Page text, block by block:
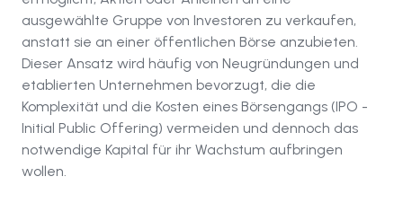
ausgewählte Gruppe von Investoren zu verkaufen,
anstatt sie an einer öffentlichen Börse anzubieten.
Dieser Ansatz wird häufig von Neugründungen und
etablierten Unternehmen bevorzugt, die die
Komplexität und die Kosten eines Börsengangs (IPO -
Initial Public Offering) vermeiden und dennoch das
notwendige Kapital für ihr Wachstum aufbringen
wollen.